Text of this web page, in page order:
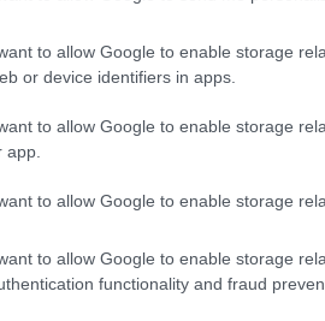
to allow Google to enable storage
or device identifiers in apps.
to allow Google to enable storage
app.
to allow Google to enable storage
to allow Google to enable storage
functionality and fraud